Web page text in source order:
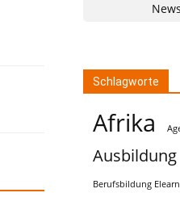
Schlagworte
Afrika
Ausbildung
Berufsbildung